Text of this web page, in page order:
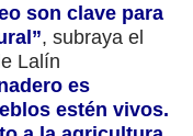
son clave para
, subraya el
Lalín
es
estén vivos.